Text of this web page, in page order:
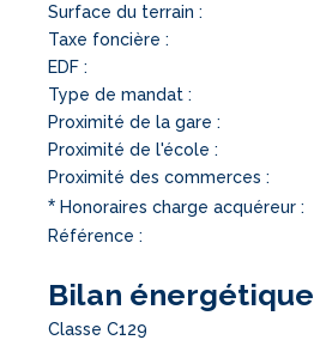
Surface du terrain :
Taxe foncière :
EDF :
Type de mandat :
Proximité de la gare :
Proximité de l'école :
Proximité des commerces :
* Honoraires charge acquéreur :
Référence :
Bilan énergétique
Classe C129